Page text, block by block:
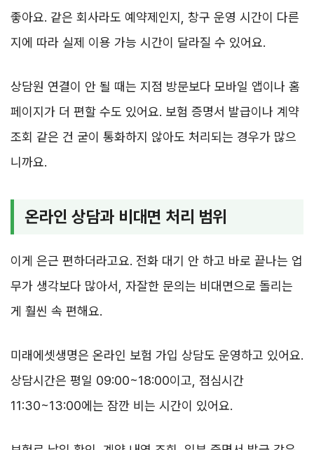
좋아요. 같은 회사라도 예약제인지, 창구 운영 시간이 다른
지에 따라 실제 이용 가능 시간이 달라질 수 있어요.
상담원 연결이 안 될 때는 지점 방문보다 모바일 앱이나 홈
페이지가 더 편할 수도 있어요. 보험 증명서 발급이나 계약
조회 같은 건 굳이 통화하지 않아도 처리되는 경우가 많으
니까요.
온라인 상담과 비대면 처리 범위
이게 은근 편하더라고요. 전화 대기 안 하고 바로 끝나는 업
무가 생각보다 많아서, 자잘한 문의는 비대면으로 돌리는
게 훨씬 속 편해요.
미래에셋생명은 온라인 보험 가입 상담도 운영하고 있어요.
상담시간은 평일 09:00~18:00이고, 점심시간
11:30~13:00에는 잠깐 비는 시간이 있어요.